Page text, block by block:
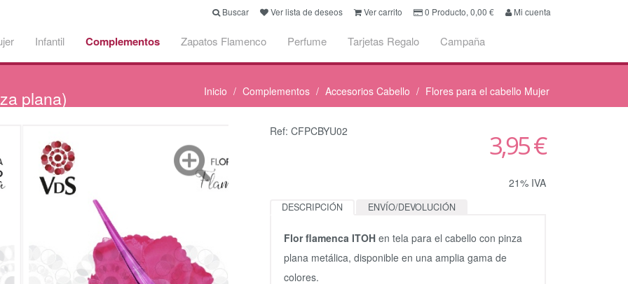
Buscar Ver lista de deseos Ver carrito 0 Producto, 0,00 € Mi cuenta
Infantil Complementos Zapatos Flamenco Perfume Tarjetas Regalo Campaña
plana) Inicio Complementos Accesorios Cabello Flores para el cabello Mujer
Ref: CFPCBYU02 3,95 €
21% IVA
DESCRIPCIÓN ENVÍO/DEVOLUCIÓN
Flor flamenca ITOH en tela para el cabello con pinza
plana metálica, disponible en una amplia gama de
colores.